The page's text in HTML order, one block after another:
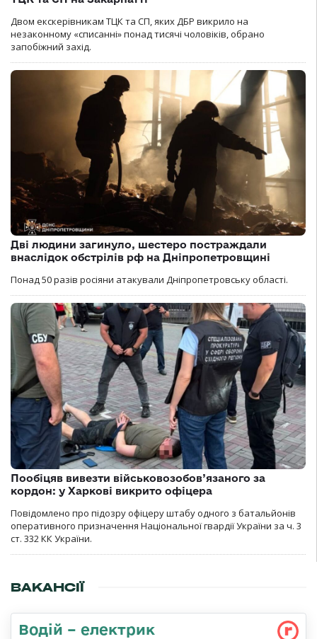
Двом екскерівникам ТЦК та СП, яких ДБР викрило на
незаконному «списанні» понад тисячі чоловіків, обрано
запобіжний захід.
Дві людини загинуло, шестеро постраждали
внаслідок обстрілів рф на Дніпропетровщині
Понад 50 разів росіяни атакували Дніпропетровську області.
Пообіцяв вивезти військовозобов’язаного за
кордон: у Харкові викрито офіцера
Повідомлено про підозру офіцеру штабу одного з батальйонів
оперативного призначення Національної гвардії України за ч. 3
ст. 332 КК України.
ВАКАНСІЇ
Водій – електрик